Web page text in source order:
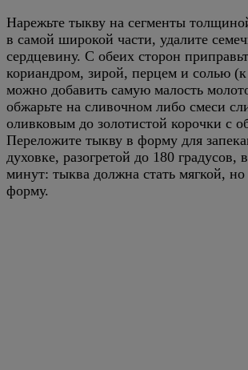
Нарежьте тыкву на сегменты
в самой широкой части, удалите
сердцевину. С обеих сторон
кориандром, зирой, перцем и солью (к
можно добавить самую малость
обжарьте на сливочном либо смеси
оливковым до золотистой корочки с
Переложите тыкву в форму для
духовке, разогретой до 180 градусов,
минут: тыква должна стать мягкой, но
форму.